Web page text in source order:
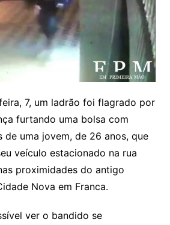
7, um ladrão foi flagrado por
furtando uma bolsa com
de uma jovem, de 26 anos, que
veículo estacionado na rua
proximidades do antigo
Nova em Franca.
ver o bandido se